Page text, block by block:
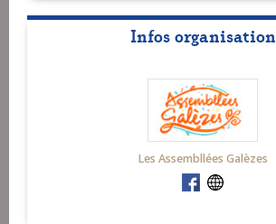
Infos organisation
Les Assembllées Galèzes